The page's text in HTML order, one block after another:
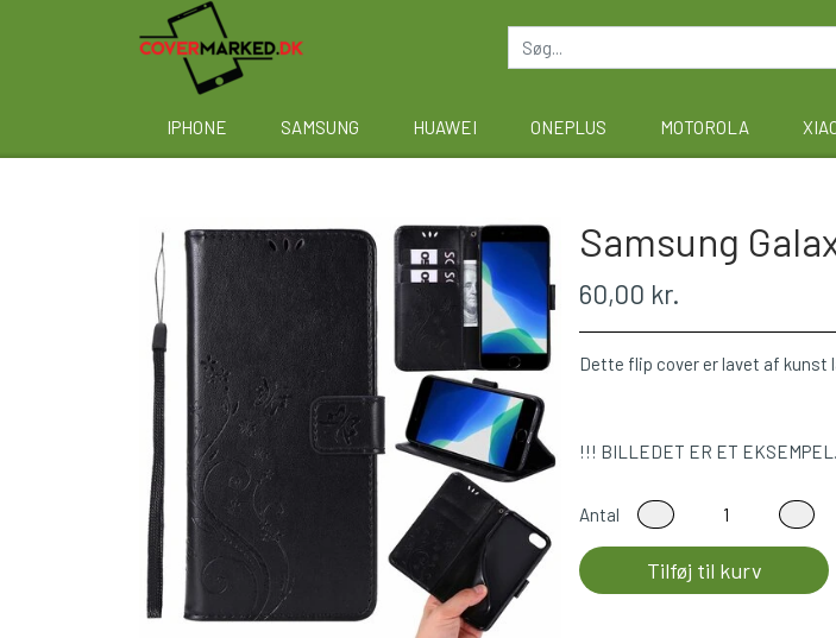
IPHONE SAMSUNG HUAWEI ONEPLUS MOTOROLA
Samsung
60,00 kr.
Dette flip cover er lavet af kunst
!!! BILLEDET ER ET
Antal
Tilføj til kurv